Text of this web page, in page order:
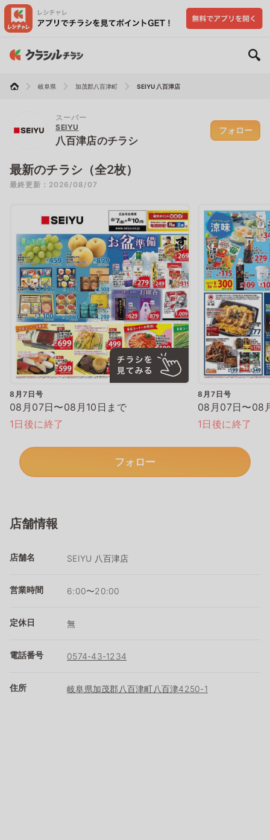
岐阜県 加茂郡八百津町 SEIYU 八百津店
スーパー
SEIYU
八百津店のチラシ
フォロー
最新のチラシ（全2枚）
最終更新：2026/08/07
8月7日号
08月07日〜08月10日まで
1日後に終了
8月7日号
08月07日〜08
1日後に終了
フォロー
店舗情報
店舗名 SEIYU 八百津店
営業時間 6:00〜20:00
定休日 無
電話番号 0574-43-1234
住所 岐阜県加茂郡八百津町八百津4250-1